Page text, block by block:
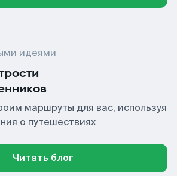
идеями
маршруты для вас, используя
о путешествиях
Читать блог